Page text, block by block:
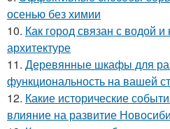
осенью без химии
10. Как город связан с водой и
архитектуре
11. Деревянные шкафы для
функциональность на вашей
12. Какие исторические
влияние на развитие